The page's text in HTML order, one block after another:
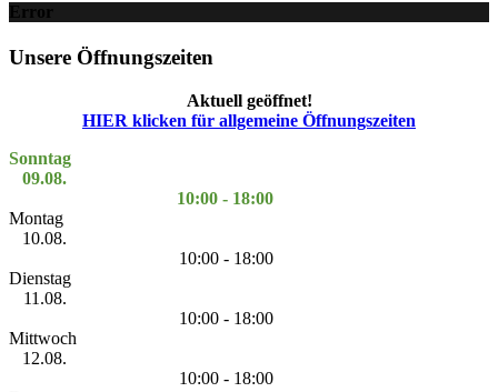
Error
Unsere Öffnungszeiten
Aktuell geöffnet!
HIER klicken für allgemeine Öffnungszeiten
Sonntag
09.08.
10:00 - 18:00
Montag
10.08.
10:00 - 18:00
Dienstag
11.08.
10:00 - 18:00
Mittwoch
12.08.
10:00 - 18:00